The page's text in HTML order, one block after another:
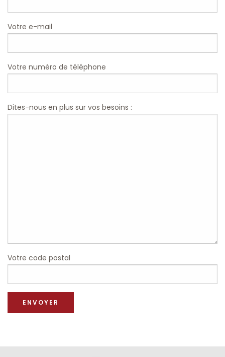
Votre e-mail
Votre numéro de téléphone
Dites-nous en plus sur vos besoins :
Votre code postal